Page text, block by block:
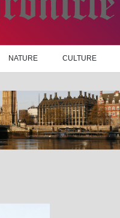
NATURE CULTURE